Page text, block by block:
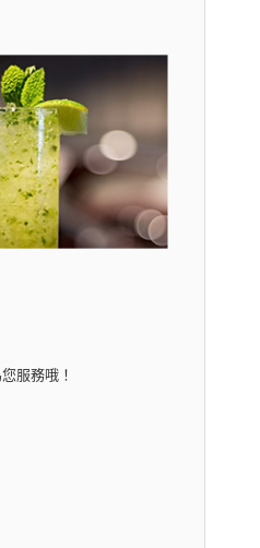
服務哦！